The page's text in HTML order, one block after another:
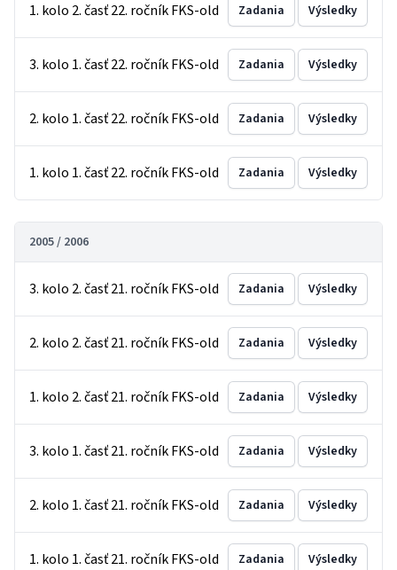
1. kolo 2. časť 22. ročník FKS-old Zadania Výsledky
3. kolo 1. časť 22. ročník FKS-old Zadania Výsledky
2. kolo 1. časť 22. ročník FKS-old Zadania Výsledky
1. kolo 1. časť 22. ročník FKS-old Zadania Výsledky
2005 / 2006
3. kolo 2. časť 21. ročník FKS-old Zadania Výsledky
2. kolo 2. časť 21. ročník FKS-old Zadania Výsledky
1. kolo 2. časť 21. ročník FKS-old Zadania Výsledky
3. kolo 1. časť 21. ročník FKS-old Zadania Výsledky
2. kolo 1. časť 21. ročník FKS-old Zadania Výsledky
1. kolo 1. časť 21. ročník FKS-old Zadania Výsledky